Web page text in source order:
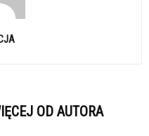
OD AUTORA